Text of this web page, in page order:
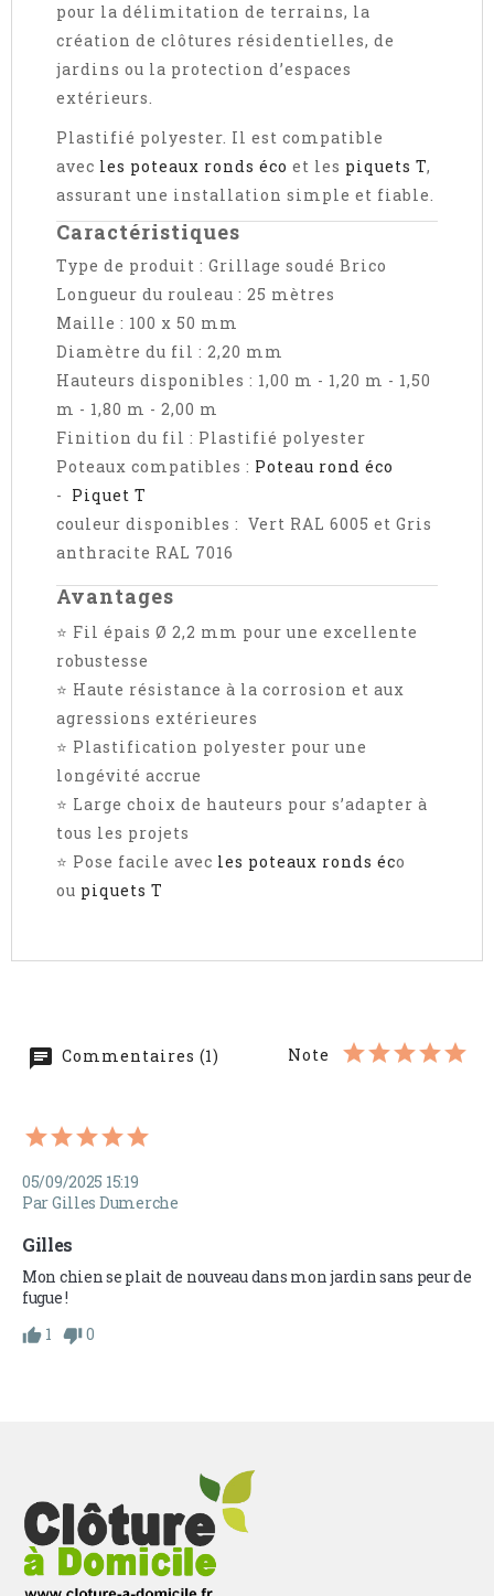
pour la délimitation de terrains, la
création de clôtures résidentielles, de
jardins ou la protection d’espaces
extérieurs.
Plastifié polyester. Il est compatible
avec les poteaux ronds éco et les piquets T,
assurant une installation simple et fiable.
Caractéristiques
Type de produit : Grillage soudé Brico
Longueur du rouleau : 25 mètres
Maille : 100 x 50 mm
Diamètre du fil : 2,20 mm
Hauteurs disponibles : 1,00 m - 1,20 m - 1,50
m - 1,80 m - 2,00 m
Finition du fil : Plastifié polyester
Poteaux compatibles : Poteau rond éco
- Piquet T
couleur disponibles : Vert RAL 6005 et Gris
anthracite RAL 7016
Avantages
⭐ Fil épais Ø 2,2 mm pour une excellente
robustesse
⭐ Haute résistance à la corrosion et aux
agressions extérieures
⭐ Plastification polyester pour une
longévité accrue
⭐ Large choix de hauteurs pour s’adapter à
tous les projets
⭐ Pose facile avec les poteaux ronds éco
ou piquets T
Commentaires (1) Note
05/09/2025 15:19
Par Gilles Dumerche
Gilles
Mon chien se plait de nouveau dans mon jardin sans peur de
fugue !
1
0